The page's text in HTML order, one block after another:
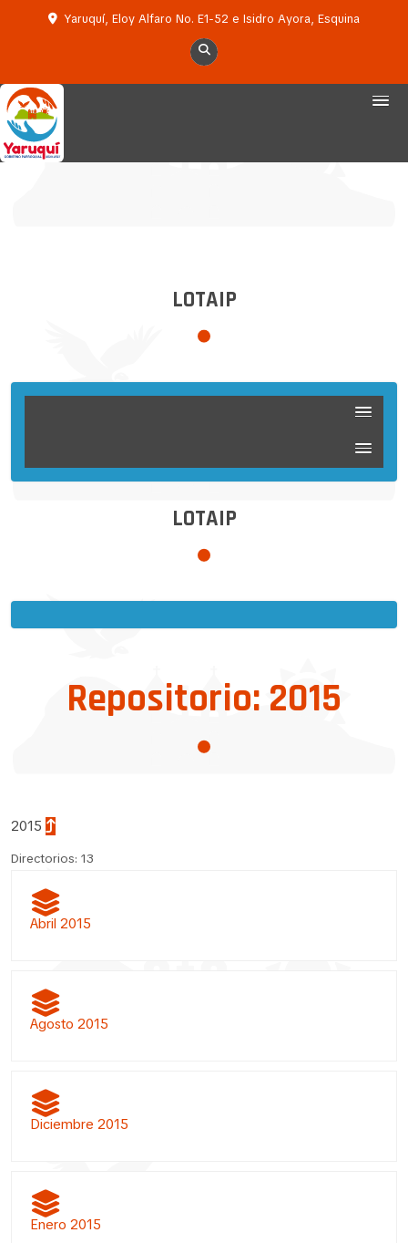
Yaruquí, Eloy Alfaro No. E1-52 e Isidro Ayora, Esquina
LOTAIP
LOTAIP
Repositorio: 2015
2015
Directorios: 13
Abril 2015
Agosto 2015
Diciembre 2015
Enero 2015